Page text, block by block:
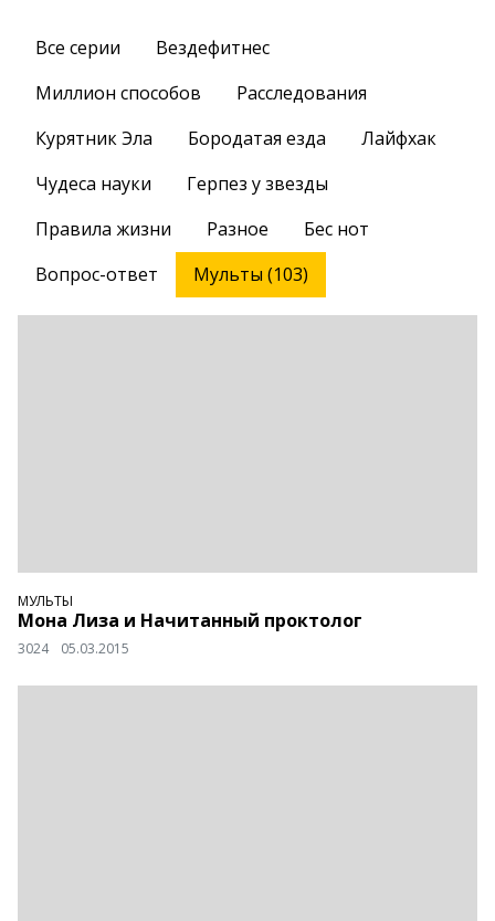
Все серии
Вездефитнес
Миллион способов
Расследования
Курятник Эла
Бородатая езда
Лайфхак
Чудеса науки
Герпез у звезды
Правила жизни
Разное
Бес нот
Вопрос-ответ
Мульты (103)
МУЛЬТЫ
Мона Лиза и Начитанный проктолог
3024 05.03.2015